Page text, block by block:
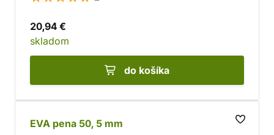
20,94 €
skladom
do košíka
EVA pena 50, 5 mm